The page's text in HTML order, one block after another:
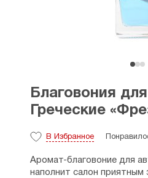
Благовония
Греческие
В Избранное
Аромат-благовоние для
наполнит салон приятным